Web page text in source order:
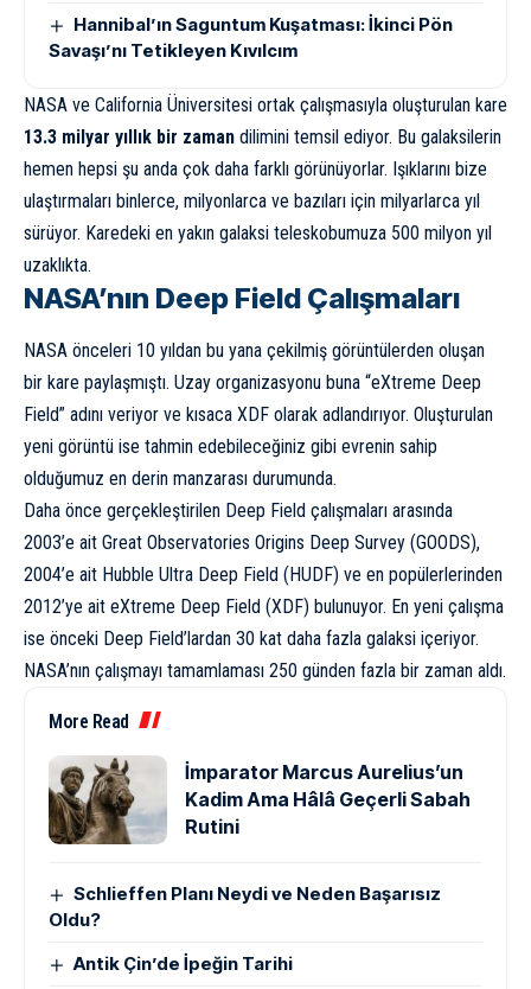
Hannibal’ın Saguntum Kuşatması: İkinci Pön
Savaşı’nı Tetikleyen Kıvılcım
NASA ve California Üniversitesi ortak çalışmasıyla oluşturulan kare
13.3 milyar yıllık bir zaman dilimini temsil ediyor. Bu galaksilerin
hemen hepsi şu anda çok daha farklı görünüyorlar. Işıklarını bize
ulaştırmaları binlerce, milyonlarca ve bazıları için milyarlarca yıl
sürüyor. Karedeki en yakın galaksi teleskobumuza 500 milyon yıl
uzaklıkta.
NASA’nın Deep Field Çalışmaları
NASA önceleri 10 yıldan bu yana çekilmiş görüntülerden oluşan
bir kare paylaşmıştı. Uzay organizasyonu buna “eXtreme Deep
Field” adını veriyor ve kısaca XDF olarak adlandırıyor. Oluşturulan
yeni görüntü ise tahmin edebileceğiniz gibi evrenin sahip
olduğumuz en derin manzarası durumunda.
Daha önce gerçekleştirilen Deep Field çalışmaları arasında
2003’e ait Great Observatories Origins Deep Survey (GOODS),
2004’e ait Hubble Ultra Deep Field (HUDF) ve en popülerlerinden
2012’ye ait eXtreme Deep Field (XDF) bulunuyor. En yeni çalışma
ise önceki Deep Field’lardan 30 kat daha fazla galaksi içeriyor.
NASA’nın çalışmayı tamamlaması 250 günden fazla bir zaman aldı.
More Read
İmparator Marcus Aurelius’un
Kadim Ama Hâlâ Geçerli Sabah
Rutini
Schlieffen Planı Neydi ve Neden Başarısız
Oldu?
Antik Çin’de İpeğin Tarihi